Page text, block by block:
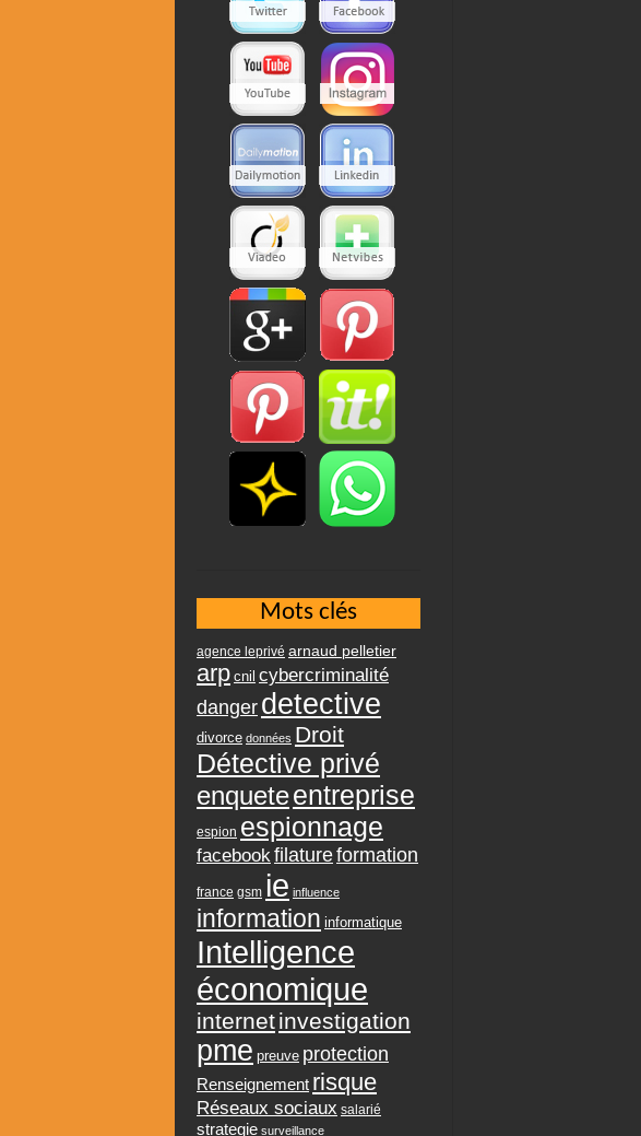
Mots clés
agence leprivé arnaud pelletier
arp cnil cybercriminalité
danger detective
divorce données Droit
Détective privé
enqueteentreprise
espion espionnage
facebookfilatureformation
france gsm ie influence
information informatique
Intelligence
économique
internetinvestigation
pme preuve protection
Renseignement risque
Réseaux sociaux salarié
strategie surveillance